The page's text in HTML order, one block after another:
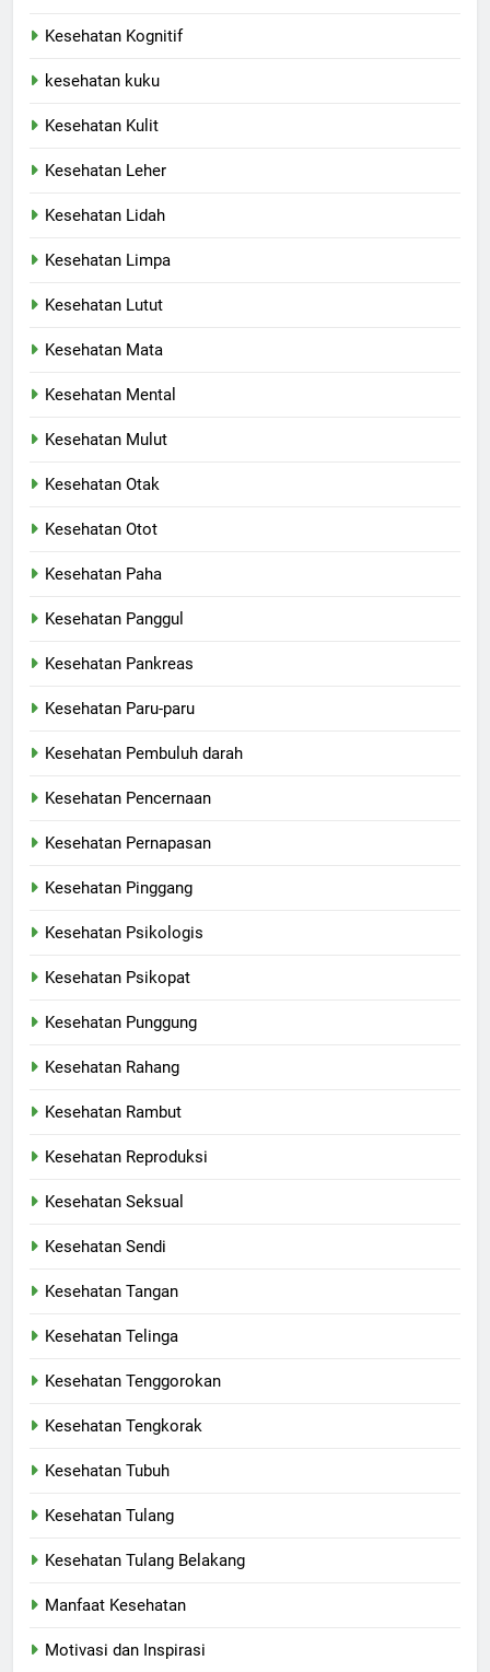
Kesehatan Kognitif
kesehatan kuku
Kesehatan Kulit
Kesehatan Leher
Kesehatan Lidah
Kesehatan Limpa
Kesehatan Lutut
Kesehatan Mata
Kesehatan Mental
Kesehatan Mulut
Kesehatan Otak
Kesehatan Otot
Kesehatan Paha
Kesehatan Panggul
Kesehatan Pankreas
Kesehatan Paru-paru
Kesehatan Pembuluh darah
Kesehatan Pencernaan
Kesehatan Pernapasan
Kesehatan Pinggang
Kesehatan Psikologis
Kesehatan Psikopat
Kesehatan Punggung
Kesehatan Rahang
Kesehatan Rambut
Kesehatan Reproduksi
Kesehatan Seksual
Kesehatan Sendi
Kesehatan Tangan
Kesehatan Telinga
Kesehatan Tenggorokan
Kesehatan Tengkorak
Kesehatan Tubuh
Kesehatan Tulang
Kesehatan Tulang Belakang
Manfaat Kesehatan
Motivasi dan Inspirasi